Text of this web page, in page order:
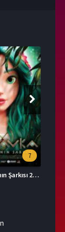
7
Mavka Ormanın Şarkısı 2023 – Yerli Film 1080p Turkce Dublaj izle